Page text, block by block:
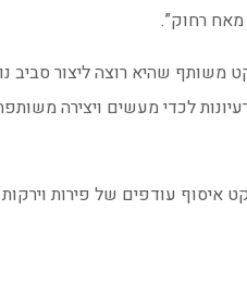
מאח רחוק”.
שהיא רוצה ליצור סביב
לכדי מעשים ויצירה
איסוף עודפים של פירות